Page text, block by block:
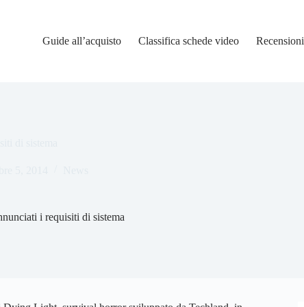
Guide all’acquisto
Classifica schede video Recensioni
i requisiti di sistema